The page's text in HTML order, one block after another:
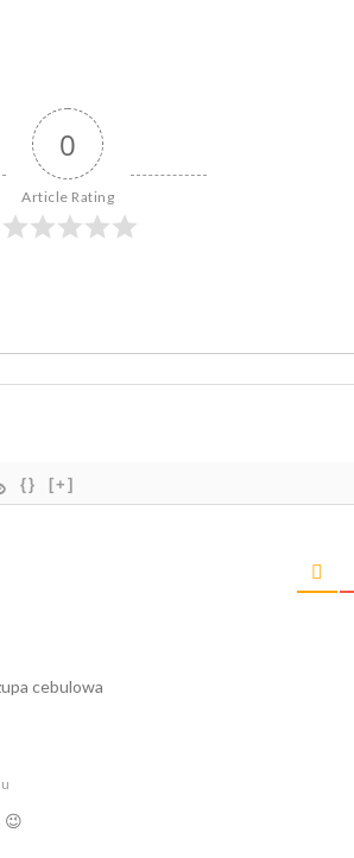
0
Article Rating
{} [+]
cebulowa
😉